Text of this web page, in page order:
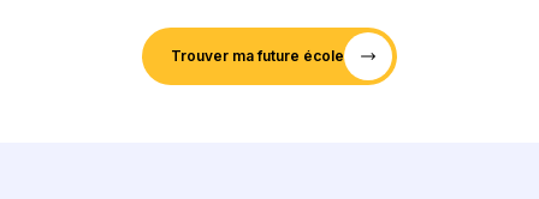
Trouver ma future école